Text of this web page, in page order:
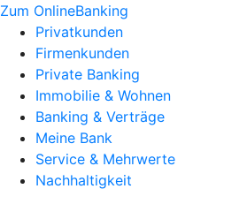
Zum OnlineBanking
Privatkunden
Firmenkunden
Private Banking
Immobilie & Wohnen
Banking & Verträge
Meine Bank
Service & Mehrwerte
Nachhaltigkeit